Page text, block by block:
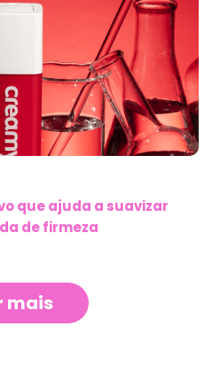
que ajuda a suavizar
de firmeza
mais